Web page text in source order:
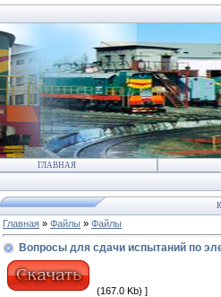
ГЛАВНАЯ
Главная » Файлы » Файлы
Вопросы для сдачи испытаний по
(167.0 Kb) ]